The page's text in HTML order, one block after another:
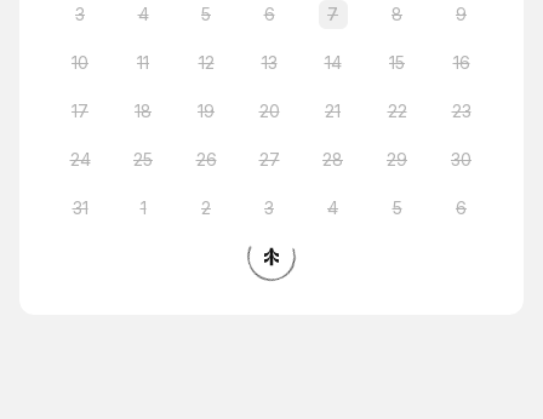
3 4 5 6 7 8 9
10 11 12 13 14 15 16
17 18 19 20 21 22 23
24 25 26 27 28 29 30
31 1 2 3 4 5 6